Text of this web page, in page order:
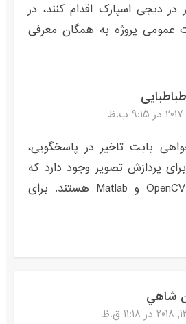
در دیجی اسپارک اقدام کنند، در
پروژه به همگان معرفی
بابت تاخیر در پاسخگویی،
پردازش تصویر وجود دارد که
معمول‌ترین اون‌ها OpenCV و Matlab هستند. برای
شاهي